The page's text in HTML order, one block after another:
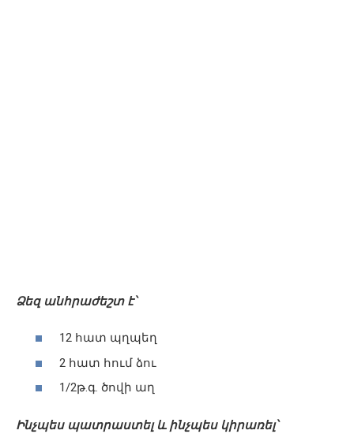
Ձեզ անհրաժեշտ է՝
12 հատ պղպեղ
2 հատ հում ձու
1/2թ.գ. ծովի աղ
Ինչպես պատրաստել և ինչպես կիրառել՝